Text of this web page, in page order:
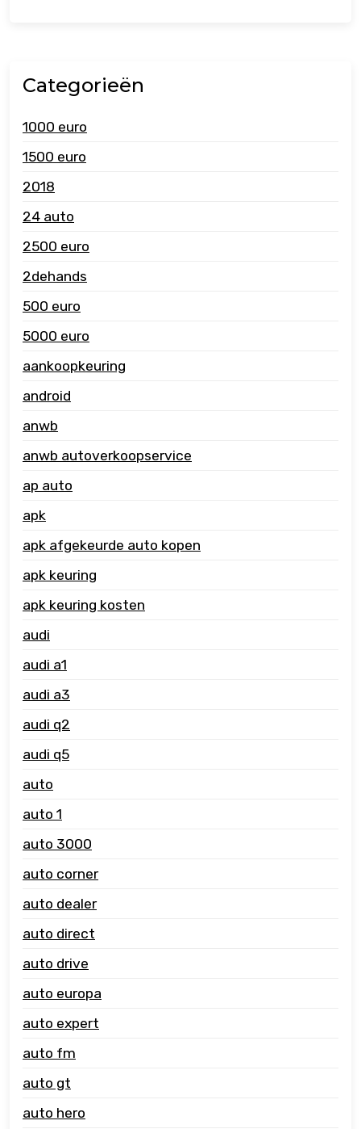
Categorieën
1000 euro
1500 euro
2018
24 auto
2500 euro
2dehands
500 euro
5000 euro
aankoopkeuring
android
anwb
anwb autoverkoopservice
ap auto
apk
apk afgekeurde auto kopen
apk keuring
apk keuring kosten
audi
audi a1
audi a3
audi q2
audi q5
auto
auto 1
auto 3000
auto corner
auto dealer
auto direct
auto drive
auto europa
auto expert
auto fm
auto gt
auto hero